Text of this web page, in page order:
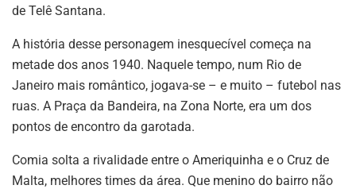
de Telê Santana.
A história desse personagem inesquecível começa na
metade dos anos 1940. Naquele tempo, num Rio de
Janeiro mais romântico, jogava-se – e muito – futebol nas
ruas. A Praça da Bandeira, na Zona Norte, era um dos
pontos de encontro da garotada.
Comia solta a rivalidade entre o Ameriquinha e o Cruz de
Malta, melhores times da área. Que menino do bairro não